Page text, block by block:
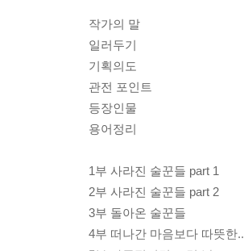
작가의 말
일러두기
기획의도
관전 포인트
등장인물
용어정리
1부 사라진 술꾼들 part 1
2부 사라진 술꾼들 part 2
3부 돌아온 술꾼들
4부 떠나간 마음보다 따뜻한..